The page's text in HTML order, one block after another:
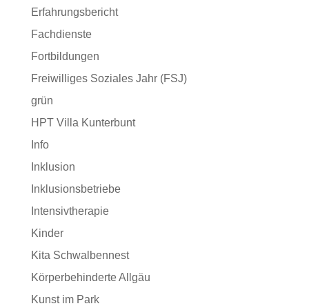
Erfahrungsbericht
Fachdienste
Fortbildungen
Freiwilliges Soziales Jahr (FSJ)
grün
HPT Villa Kunterbunt
Info
Inklusion
Inklusionsbetriebe
Intensivtherapie
Kinder
Kita Schwalbennest
Körperbehinderte Allgäu
Kunst im Park